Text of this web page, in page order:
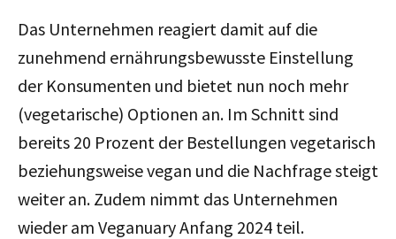
Das Unternehmen reagiert damit auf die
zunehmend ernährungsbewusste Einstellung
der Konsumenten und bietet nun noch mehr
(vegetarische) Optionen an. Im Schnitt sind
bereits 20 Prozent der Bestellungen vegetarisch
beziehungsweise vegan und die Nachfrage steigt
weiter an. Zudem nimmt das Unternehmen
wieder am Veganuary Anfang 2024 teil.